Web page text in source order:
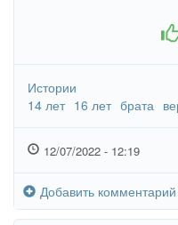
Истории
14 лет 16 лет брата
12/07/2022 - 12:19
Добавить комментарий